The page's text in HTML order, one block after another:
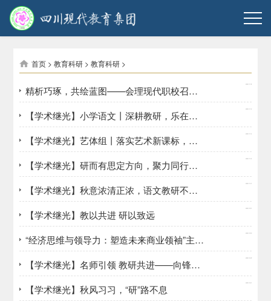
首页 >教育科研 >教育科研 >
精析巧琢，共绘蓝图——会理现代职校召开高三教学工作会 2024/11/18
【学术继光】小学语文丨深耕教研，乐在其中 2024/11/12
【学术继光】艺体组丨落实艺术新课标，推进美育浸润行动 2024/11/12
【学术继光】研而有思定方向，聚力同行开新局 2024/11/04
【学术继光】秋意浓清正浓，语文教研不放松 2024/11/01
【学术继光】教以共进 研以致远 2024/10/31
“经济思维与领导力：塑造未来商业领袖”主题学术研讨会在四川应用技术职业学院举行 2024/10/30
【学术继光】名师引领 教研共进——向锋老师在四川省数字化转型下体育教学改革暨体育名师工作室联合教研活动中献课 2024/10/29
【学术继光】秋风习习，“研”路不息 2024/10/21